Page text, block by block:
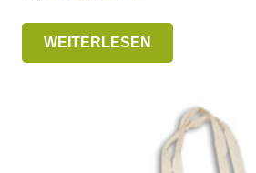
WEITERLESEN